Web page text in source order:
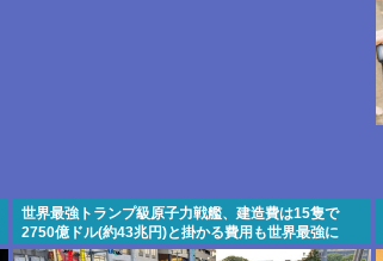
世界最強トランプ級原子力戦艦、建造費は15隻で
2750億ドル(約43兆円)と掛かる費用も世界最強に